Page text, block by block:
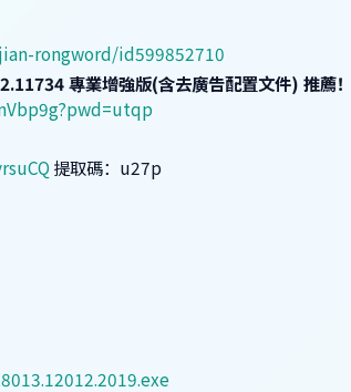
rongword/id599852710
專業增強版(含去廣告配置文件) 推薦！
提取碼：u27p